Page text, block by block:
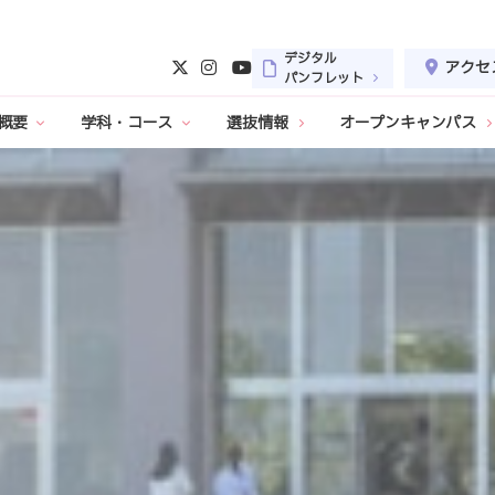
デジタル
パンフレット
アクセ
要 学科・コース 選抜情報 オープンキャンパス